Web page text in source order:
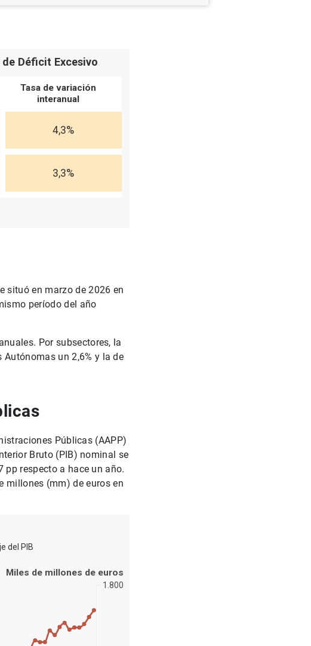
situó en marzo de 2026 en
período del año
Por subsectores, la
un 2,6% y la de
Públicas (AAPP)
Bruto (PIB) nominal se
pp respecto a hace un año.
millones (mm) de euros en